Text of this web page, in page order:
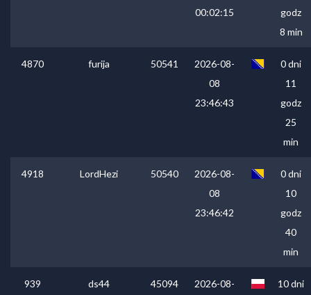
00:02:15
godz
8 min
4870 furija 50541
2026-08-
08
23:46:43
0 dni
11
godz
25
min
4918 LordHezi 50540
2026-08-
08
23:46:42
0 dni
10
godz
40
min
939 ds44 45094 2026-08- 10 dni